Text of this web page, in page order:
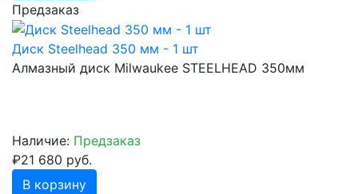
Предзаказ
Диск Steelhead 350 мм - 1 шт
Алмазный диск Milwaukee STEELHEAD 350мм
Наличие: Предзаказ
₽21 680 руб.
В корзину